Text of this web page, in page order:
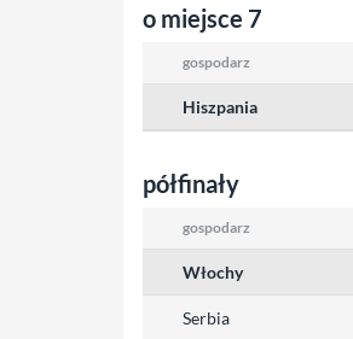
o miejsce 7
gospodarz
Hiszpania
półfinały
gospodarz
Włochy
Serbia